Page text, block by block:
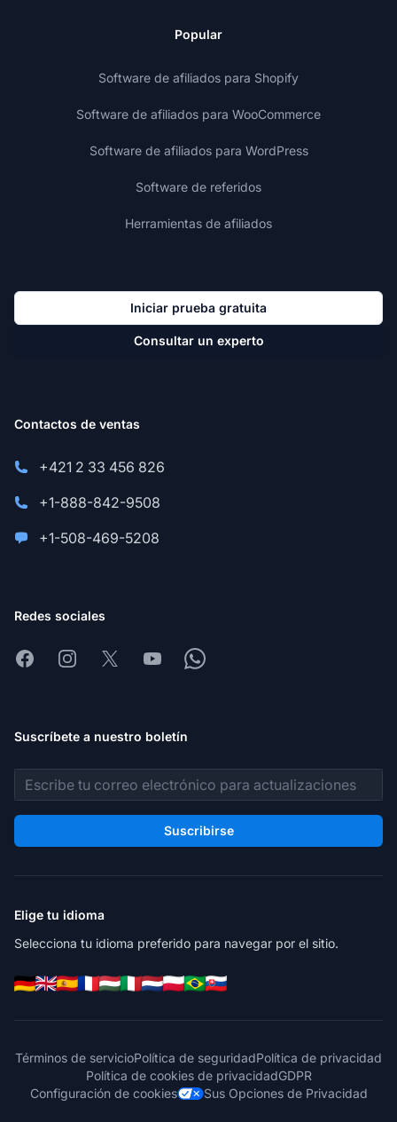
Popular
Software de afiliados para Shopify
Software de afiliados para WooCommerce
Software de afiliados para WordPress
Software de referidos
Herramientas de afiliados
Iniciar prueba gratuita
Consultar un experto
Contactos de ventas
+421 2 33 456 826
+1-888-842-9508
+1-508-469-5208
Redes sociales
FacebookInstagram
X YoutubeWhatsapp
Suscríbete a nuestro boletín
Dirección de correo electrónico
Suscribirse
Elige tu idioma
Selecciona tu idioma preferido para navegar por el sitio.
Términos de servicioPolítica de seguridadPolítica de privacidad
Política de cookies de privacidadGDPR
Configuración de cookies
Sus Opciones de Privacidad